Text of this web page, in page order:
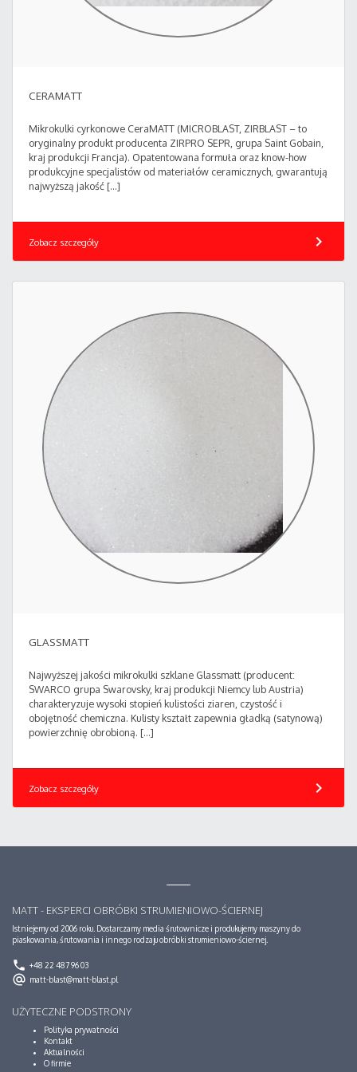
CERAMATT
Mikrokulki cyrkonowe CeraMATT (MICROBLAST, ZIRBLAST – to
oryginalny produkt producenta ZIRPRO SEPR, grupa Saint Gobain,
kraj produkcji Francja). Opatentowana formuła oraz know-how
produkcyjne specjalistów od materiałów ceramicznych, gwarantują
najwyższą jakość […]
Zobacz szczegóły chevron_right
GLASSMATT
Najwyższej jakości mikrokulki szklane Glassmatt (producent:
SWARCO grupa Swarovsky, kraj produkcji Niemcy lub Austria)
charakteryzuje wysoki stopień kulistości ziaren, czystość i
obojętność chemiczna. Kulisty kształt zapewnia gładką (satynową)
powierzchnię obrobioną. […]
Zobacz szczegóły chevron_right
MATT - EKSPERCI OBRÓBKI STRUMIENIOWO-ŚCIERNEJ
Istniejemy od 2006 roku. Dostarczamy media śrutownicze i produkujemy maszyny do
piaskowania, śrutowania i innego rodzaju obróbki strumieniowo-ściernej.
phone +48 22 487 96 03
alternate_email matt-blast@matt-blast.pl
UŻYTECZNE PODSTRONY
Polityka prywatności
Kontakt
Aktualności
O firmie